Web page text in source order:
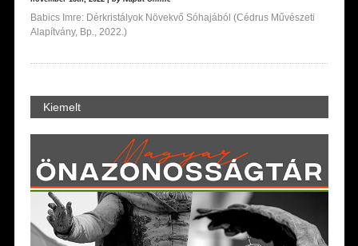
Babics Imre: Dérkristályok Növekvő Sóhajából (Cédrus Művészeti
Alapítvány, Bp., 2022.)
Kiemelt